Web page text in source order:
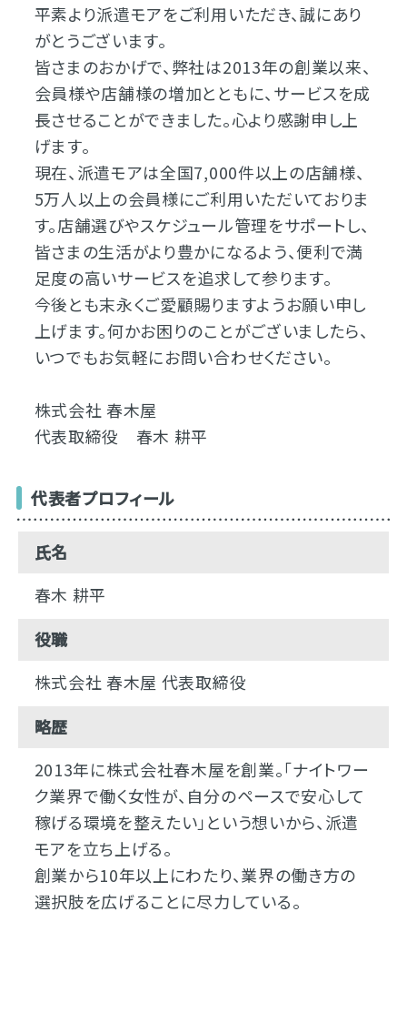
平素より派遣モアをご利用いただき、誠にあり
がとうございます。
皆さまのおかげで、弊社は2013年の創業以来、
会員様や店舗様の増加とともに、サービスを成
長させることができました。心より感謝申し上
げます。
現在、派遣モアは全国7,000件以上の店舗様、
5万人以上の会員様にご利用いただいておりま
す。店舗選びやスケジュール管理をサポートし、
皆さまの生活がより豊かになるよう、便利で満
足度の高いサービスを追求して参ります。
今後とも末永くご愛顧賜りますようお願い申し
上げます。何かお困りのことがございましたら、
いつでもお気軽にお問い合わせください。
株式会社 春木屋
代表取締役 春木 耕平
代表者プロフィール
氏名
春木 耕平
役職
株式会社 春木屋 代表取締役
略歴
2013年に株式会社春木屋を創業。「ナイトワー
ク業界で働く女性が、自分のペースで安心して
稼げる環境を整えたい」という想いから、派遣
モアを立ち上げる。
創業から10年以上にわたり、業界の働き方の
選択肢を広げることに尽力している。